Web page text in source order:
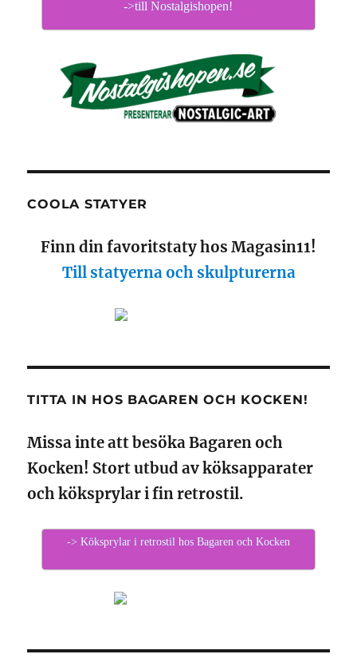
->till Nostalgishopen!
COOLA STATYER
Finn din favoritstaty hos Magasin11!
Till statyerna och skulpturerna
TITTA IN HOS BAGAREN OCH KOCKEN!
Missa inte att besöka Bagaren och
Kocken! Stort utbud av köksapparater
och köksprylar i fin retrostil.
-> Köksprylar i retrostil hos Bagaren och Kocken